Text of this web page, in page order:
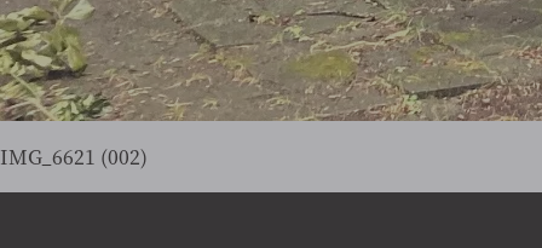
IMG_6621 (002)